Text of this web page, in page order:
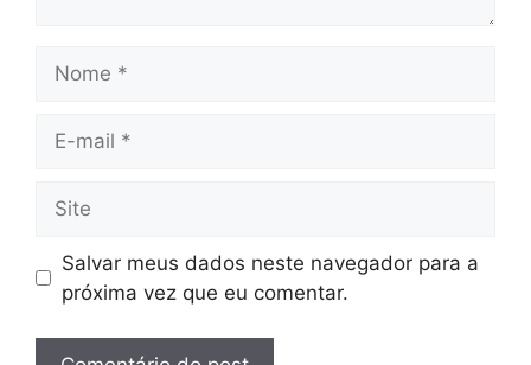
mail
Salvar meus dados neste navegador para a
próxima vez que eu comentar.